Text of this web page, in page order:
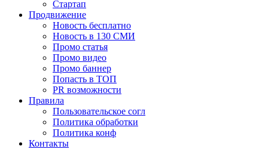
Стартап
Продвижение
Новость бесплатно
Новость в 130 СМИ
Промо статья
Промо видео
Промо баннер
Попасть в ТОП
PR возможности
Правила
Пользовательское согл
Политика обработки
Политика конф
Контакты